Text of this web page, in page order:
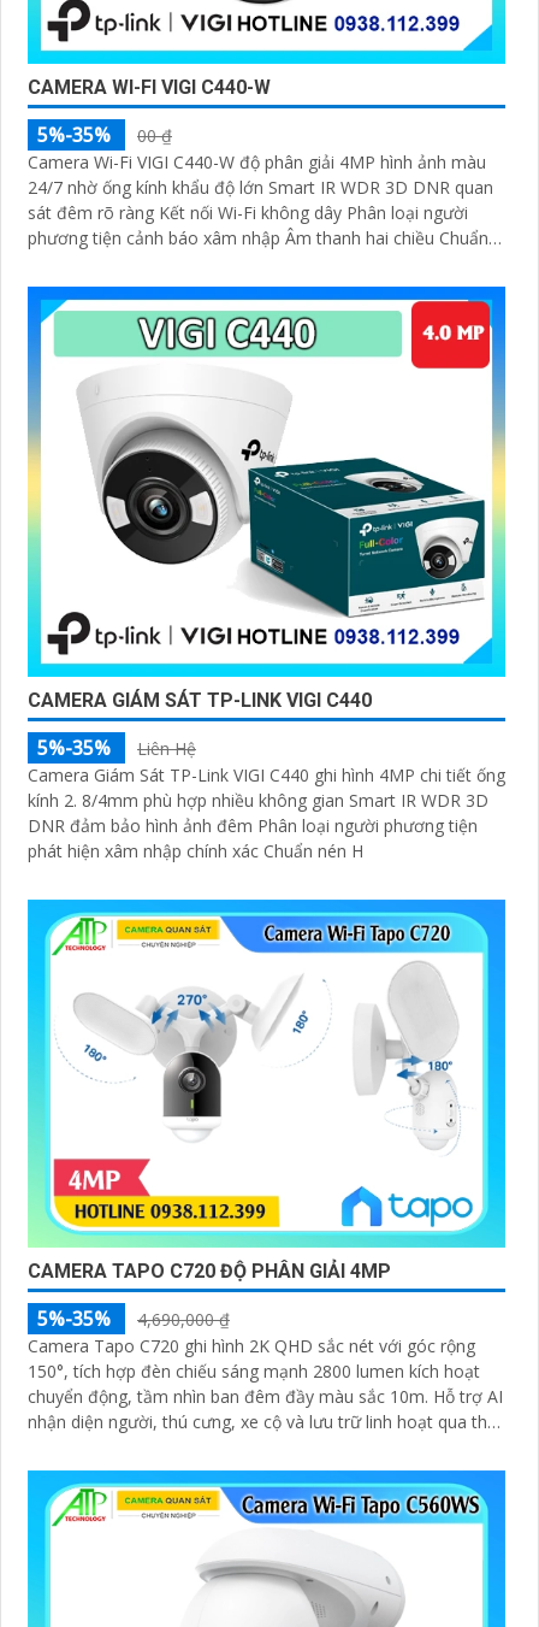
CAMERA WI-FI VIGI C440-W
5%-35%
00 ₫
Camera Wi-Fi VIGI C440-W độ phân giải 4MP hình ảnh màu
24/7 nhờ ống kính khẩu độ lớn Smart IR WDR 3D DNR quan
sát đêm rõ ràng Kết nối Wi-Fi không dây Phân loại người
phương tiện cảnh báo xâm nhập Âm thanh hai chiều Chuẩn
CAMERA GIÁM SÁT TP-LINK VIGI C440
5%-35%
Liên Hệ
Camera Giám Sát TP-Link VIGI C440 ghi hình 4MP chi tiết ống
kính 2. 8/4mm phù hợp nhiều không gian Smart IR WDR 3D
DNR đảm bảo hình ảnh đêm Phân loại người phương tiện
phát hiện xâm nhập chính xác Chuẩn nén H
CAMERA TAPO C720 ĐỘ PHÂN GIẢI 4MP
5%-35%
4,690,000 ₫
Camera Tapo C720 ghi hình 2K QHD sắc nét với góc rộng
150°, tích hợp đèn chiếu sáng mạnh 2800 lumen kích hoạt
chuyển động, tầm nhìn ban đêm đầy màu sắc 10m. Hỗ trợ AI
nhận diện người, thú cưng, xe cộ và lưu trữ linh hoạt qua thẻ